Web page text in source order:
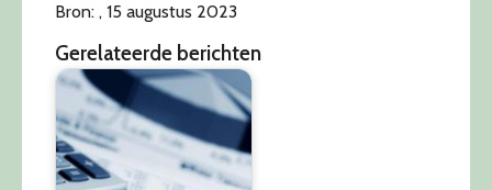
Bron: , 15 augustus 2023
Gerelateerde berichten